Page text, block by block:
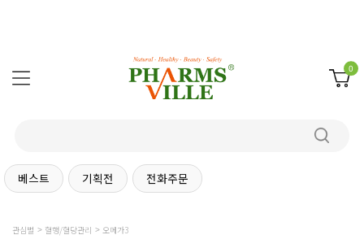
0
베스트 기획전 전화주문
관심별 혈행/혈당관리 오메가3